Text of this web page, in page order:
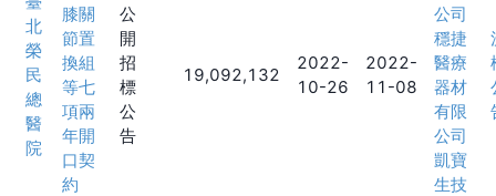
北
榮
民
總
醫
院
膝關
節置
換組
等七
項兩
年開
口契
約
公
開
招
標
公
告
19,092,132
2022-
10-26
2022-
11-08
公司
穩捷
醫療
器材
有限
公司
凱寶
生技